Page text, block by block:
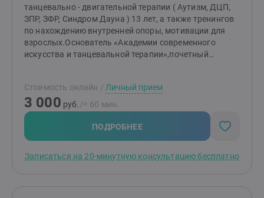
танцевально - двигательной терапии ( Аутизм, ДЦП,
ЗПР, ЗФР, Синдром Дауна ) 13 лет, а также тренингов
по нахождению внутренней опоры, мотивации для
взрослых.Основатель «Академии современного
искусства и танцевальной терапии»,почетный
профессионалов в области
хореографии,обладательница золотой медали от
Министерства обороны за налаживание
международных отношений РФ и мира на Кавказе-
«75 лет Великой Победы».Бережно,
каждым обратившимся человеком.
Стоимость онлайн / Личный прием
3 000 руб. /≈ 60 мин.
ПОДРОБНЕЕ
Записаться на 20-минутную консультацию бесплатно